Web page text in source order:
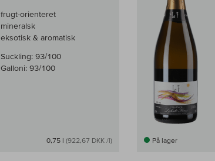
frugt-orienteret
mineralsk
eksotisk & aromatisk
Suckling: 93/100
Galloni: 93/100
0,75 l (922,67 DKK /l) På lager